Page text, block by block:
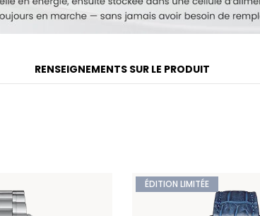
Modèle #:CB5977-03E
RENSEIGNEMENTS SUR LE PRODUIT
ÉDITION LIMITÉE